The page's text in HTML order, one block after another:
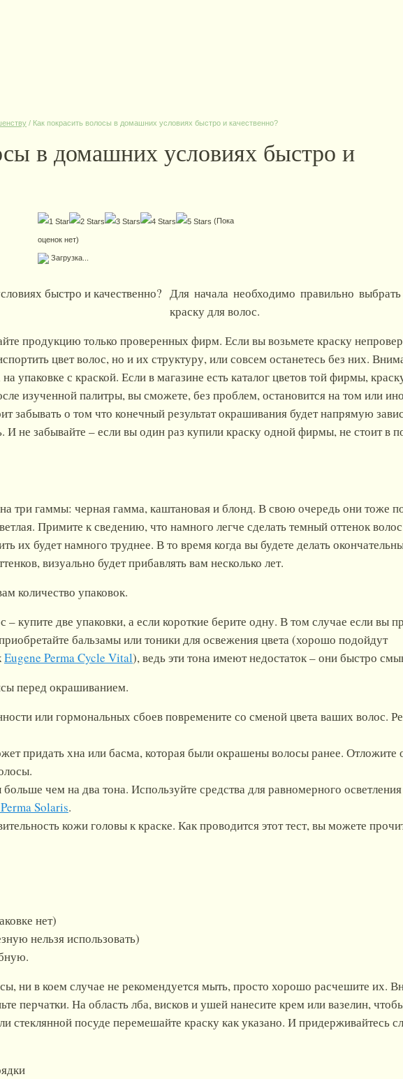
/ Как покрасить волосы в домашних условиях быстро и качественно?
в домашних условиях быстро и
(Пока
оценок нет)
Загрузка...
Для начала необходимо правильно
краску для волос.
продукцию только проверенных фирм. Если вы возьмете краску
цвет волос, но и их структуру, или совсем останетесь без них.
упаковке с краской. Если в магазине есть каталог цветов той фирмы,
изученной палитры, вы сможете, без проблем, остановится на том или
забывать о том что конечный результат окрашивания будет напрямую
И не забывайте – если вы один раз купили краску одной фирмы, не стоит в
три гаммы: черная гамма, каштановая и блонд. В свою очередь они тоже
Примите к сведению, что намного легче сделать темный оттенок
их будет намного труднее. В то время когда вы будете делать
визуально будет прибавлять вам несколько лет.
количество упаковок.
купите две упаковки, а если короткие берите одну. В том случае если вы
бальзамы или тоники для освежения цвета (хорошо подойдут
Eugene Perma Cycle Vital), ведь эти тона имеют недостаток – они быстро
перед окрашиванием.
или гормональных сбоев повремените со сменой цвета ваших волос.
придать хна или басма, которая были окрашены волосы ранее. Отложите
больше чем на два тона. Используйте средства для равномерного
Solaris.
кожи головы к краске. Как проводится этот тест, вы можете
нет)
нельзя использовать)
ни в коем случае не рекомендуется мыть, просто хорошо расчешите их.
перчатки. На область лба, висков и ушей нанесите крем или вазелин,
стеклянной посуде перемешайте краску как указано. И придерживайтесь